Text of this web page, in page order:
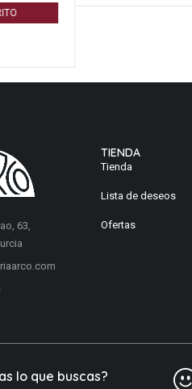
63,
TIENDA
Tienda
Lista de deseos
Ofertas
lo que buscas?